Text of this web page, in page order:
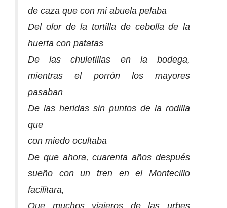
de caza que con mi abuela pelaba
Del olor de la tortilla de cebolla de la
huerta con patatas
De las chuletillas en la bodega,
mientras el porrón los mayores
pasaban
De las heridas sin puntos de la rodilla
que
con miedo ocultaba
De que ahora, cuarenta años después
sueño con un tren en el Montecillo
facilitara,
Que muchos viajeros de las urbes